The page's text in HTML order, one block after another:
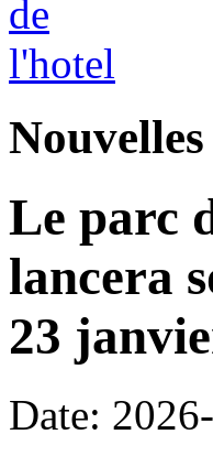
Nouvelles
Le parc
lancera
23
Date: